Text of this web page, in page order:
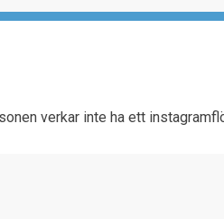
verkar inte ha ett